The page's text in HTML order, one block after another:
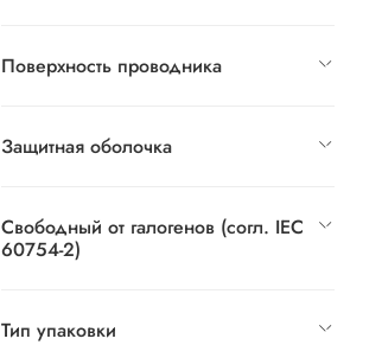
Поверхность проводника
Защитная оболочка
Свободный от галогенов (согл. IEC
60754-2)
Тип упаковки